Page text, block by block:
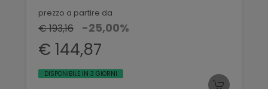
prezzo a partire da
€ 193,16 -25,00%
€ 144,87
DISPONIBILE IN 3 GIORNI